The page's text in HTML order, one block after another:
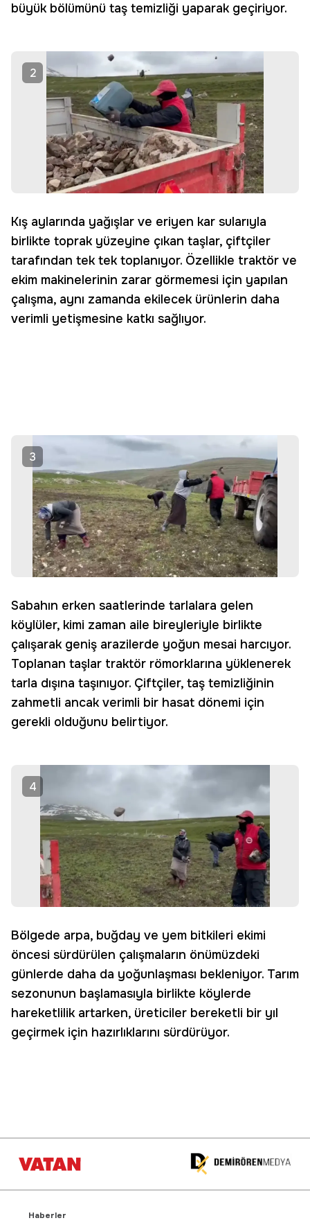
büyük bölümünü taş temizliği yaparak geçiriyor.
2
Kış aylarında yağışlar ve eriyen kar sularıyla
birlikte toprak yüzeyine çıkan taşlar, çiftçiler
tarafından tek tek toplanıyor. Özellikle traktör ve
ekim makinelerinin zarar görmemesi için yapılan
çalışma, aynı zamanda ekilecek ürünlerin daha
verimli yetişmesine katkı sağlıyor.
3
Sabahın erken saatlerinde tarlalara gelen
köylüler, kimi zaman aile bireyleriyle birlikte
çalışarak geniş arazilerde yoğun mesai harcıyor.
Toplanan taşlar traktör römorklarına yüklenerek
tarla dışına taşınıyor. Çiftçiler, taş temizliğinin
zahmetli ancak verimli bir hasat dönemi için
gerekli olduğunu belirtiyor.
4
Bölgede arpa, buğday ve yem bitkileri ekimi
öncesi sürdürülen çalışmaların önümüzdeki
günlerde daha da yoğunlaşması bekleniyor. Tarım
sezonunun başlamasıyla birlikte köylerde
hareketlilik artarken, üreticiler bereketli bir yıl
geçirmek için hazırlıklarını sürdürüyor.
Haberler